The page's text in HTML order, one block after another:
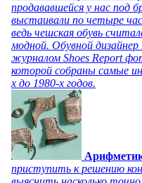
продававшейся у нас под
выстаивали по четыре
ведь чешская обувь
модной. Обувной
журналом Shoes Report
которой собраны самые
х до 1980-х годов.
приступить к решению